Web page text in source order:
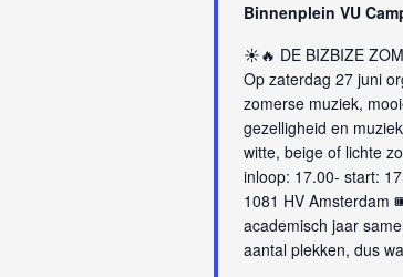
Binnenplein VU
☀️🔥 DE BIZBIZE
Op zaterdag 27 juni
zomerse muziek,
gezelligheid en
witte, beige of lichte
inloop: 17.00- start:
1081 HV Amsterdam
academisch jaar
aantal plekken, dus